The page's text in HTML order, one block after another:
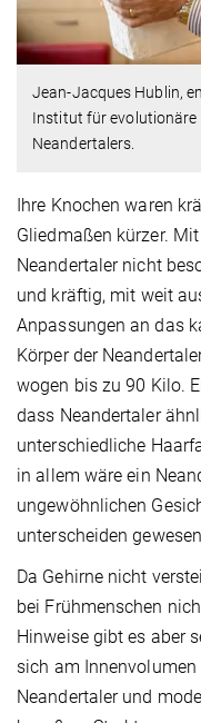
Jean-Jacques Hublin,
Institut für evolutionäre
Neandertalers.
Ihre Knochen waren
Gliedmaßen kürzer.
Neandertaler nicht
und kräftig, mit weit
Anpassungen an das
Körper der
wogen bis zu 90 Kilo.
dass Neandertaler
unterschiedliche
in allem wäre ein
ungewöhnlichen
unterscheiden
Da Gehirne nicht
bei Frühmenschen
Hinweise gibt es aber
sich am
Neandertaler und